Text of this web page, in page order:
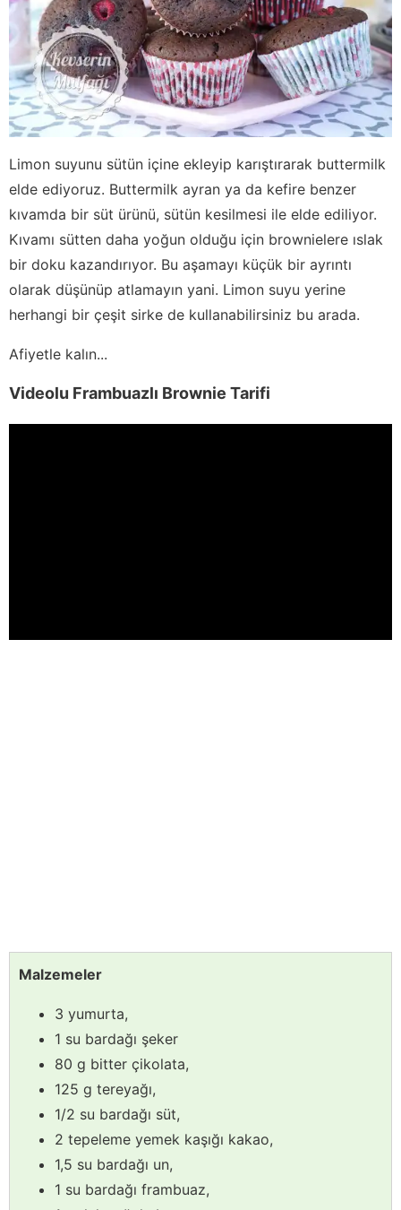
Limon suyunu sütün içine ekleyip karıştırarak buttermilk
elde ediyoruz. Buttermilk ayran ya da kefire benzer
kıvamda bir süt ürünü, sütün kesilmesi ile elde ediliyor.
Kıvamı sütten daha yoğun olduğu için brownielere ıslak
bir doku kazandırıyor. Bu aşamayı küçük bir ayrıntı
olarak düşünüp atlamayın yani. Limon suyu yerine
herhangi bir çeşit sirke de kullanabilirsiniz bu arada.
Afiyetle kalın...
Videolu Frambuazlı Brownie Tarifi
Malzemeler
3 yumurta,
1 su bardağı şeker
80 g bitter çikolata,
125 g tereyağı,
1/2 su bardağı süt,
2 tepeleme yemek kaşığı kakao,
1,5 su bardağı un,
1 su bardağı frambuaz,